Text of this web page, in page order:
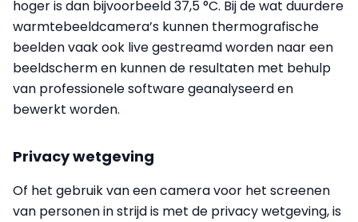
hoger is dan bijvoorbeeld 37,5 °C. Bij de wat duurdere
warmtebeeldcamera’s kunnen thermografische
beelden vaak ook live gestreamd worden naar een
beeldscherm en kunnen de resultaten met behulp
van professionele software geanalyseerd en
bewerkt worden.
Privacy wetgeving
Of het gebruik van een camera voor het screenen
van personen in strijd is met de privacy wetgeving, is